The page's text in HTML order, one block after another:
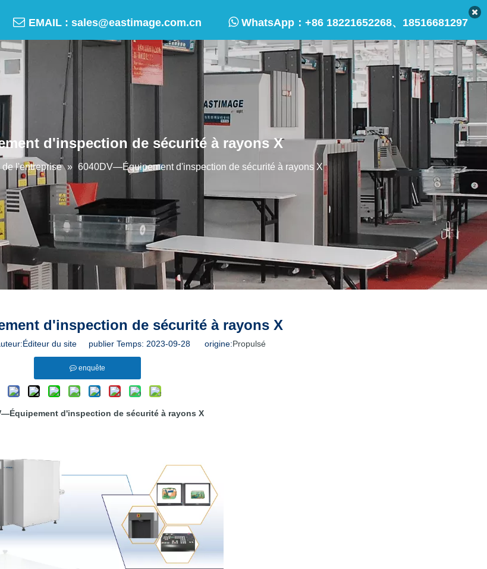
 EMAIL : sales@eastimage.com.cn WhatsApp： +86 18221652268、18516681297
d'inspection de sécurité à rayons X
l'entreprise » 6040DV—Équipement d'inspection de sécurité à rayons X
d'inspection de sécurité à rayons X
du site publier Temps: 2023-09-28 origine:Propulsé
enquête
d'inspection de sécurité à rayons X